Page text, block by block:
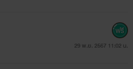
29 พ.ย. 2567 11:02 น.